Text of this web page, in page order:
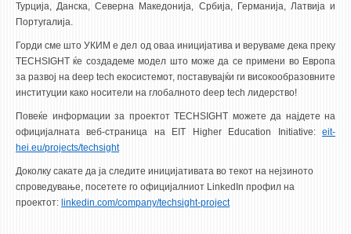
ЛЕКТОРИ
ЛАБОРАНТИ
ПЕНЗИОНИРАН КАДАР
IN MEMORIAM
II ЦИКЛУС - ПОСЛЕДИПЛОМСКИ
III ЦИКЛУС - ДОКТОРСКИ
Турција, Данска, Северна Македонија, Србија, Германија, Латвија и
Португалија.
Горди сме што УКИМ е дел од оваа иницијатива и веруваме дека преку
TECHSIGHT ќе создадеме модел што може да се примени во Европа
за развој на deep tech екосистемот, поставувајќи ги високообразовните
институции како носители на глобалното deep tech лидерство!
Повеќе информации за проектот TECHSIGHT можете да најдете на
официјалната веб-страница на EIT Higher Education Initiative: eit-
hei.eu/projects/techsight
Доколку сакате да ја следите иницијативата во текот на нејзиното
спроведување, посетете го официјалниот LinkedIn профил на
проектот: linkedin.com/company/techsight-project